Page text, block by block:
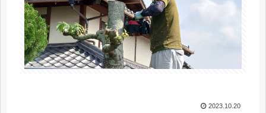
2023.10.20